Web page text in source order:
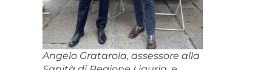
Angelo Gratarola, assessore alla